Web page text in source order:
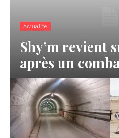
Actualité
Shy’m revient
après un